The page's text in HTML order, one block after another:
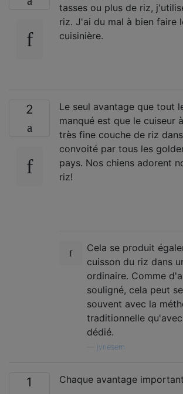
tasses ou plus de riz,
riz. J'ai du mal à bien faire
cuisinière.
2
Le seul avantage que tout
manqué est que le cuiseur
très fine couche de riz
convoité par tous les
pays. Nos chiens adorent
riz!
Cela se produit
cuisson du riz dans
ordinaire. Comme
souligné, cela peut
souvent avec la
traditionnelle
dédié.
jvriesem
1 Chaque avantage